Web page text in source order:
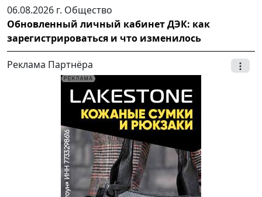
06.08.2026 г. Общество
Обновленный личный кабинет ДЭК: как
зарегистрироваться и что изменилось
Реклама Партнёра